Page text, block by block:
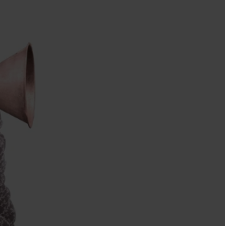
geht eigentlich nicht. Es
Der wundersam
sind
da sind intelligente
Deutigkeiten, da ist das
Menschen liebevoll
Publikum zum Lachen zu
lächerlich zu machen.Das ist
Dimension.Und über 30
hat er sicherlich auch